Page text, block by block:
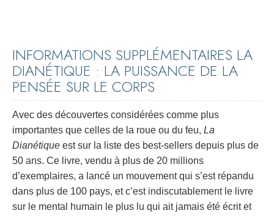
INFORMATIONS SUPPLÉMENTAIRES LA
DIANÉTIQUE : LA PUISSANCE DE LA
PENSÉE SUR LE CORPS
Avec des découvertes considérées comme plus
importantes que celles de la roue ou du feu, La
Dianétique est sur la liste des best-sellers depuis plus de
50 ans. Ce livre, vendu à plus de 20 millions
d’exemplaires, a lancé un mouvement qui s’est répandu
dans plus de 100 pays, et c’est indiscutablement le livre
sur le mental humain le plus lu qui ait jamais été écrit et